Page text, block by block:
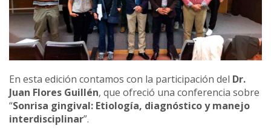
En esta edición contamos con la participación del Dr.
Juan Flores Guillén, que ofreció una conferencia sobre
“Sonrisa gingival: Etiología, diagnóstico y manejo
interdisciplinar”.